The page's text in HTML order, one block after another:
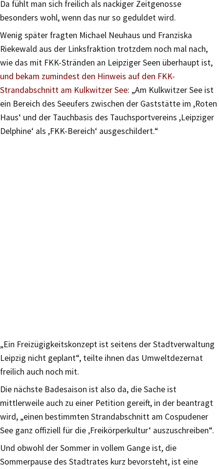
Da fühlt man sich freilich als nackiger Zeitgenosse
besonders wohl, wenn das nur so geduldet wird.
Wenig später fragten Michael Neuhaus und Franziska
Riekewald aus der Linksfraktion trotzdem noch mal nach,
wie das mit FKK-Stränden an Leipziger Seen überhaupt ist,
und bekam zumindest den Hinweis auf den FKK-
Strandabschnitt am Kulkwitzer See: „Am Kulkwitzer See ist
ein Bereich des Seeufers zwischen der Gaststätte im ,Roten
Haus‘ und der Tauchbasis des Tauchsportvereins ,Leipziger
Delphine‘ als ,FKK-Bereich‘ ausgeschildert.“
„Ein Freizügigkeitskonzept ist seitens der Stadtverwaltung
Leipzig nicht geplant“, teilte ihnen das Umweltdezernat
freilich auch noch mit.
Die nächste Badesaison ist also da, die Sache ist
mittlerweile auch zu einer Petition gereift, in der beantragt
wird, „einen bestimmten Strandabschnitt am Cospudener
See ganz offiziell für die ‚Freikörperkultur‘ auszuschreiben“.
Und obwohl der Sommer in vollem Gange ist, die
Sommerpause des Stadtrates kurz bevorsteht, ist eine